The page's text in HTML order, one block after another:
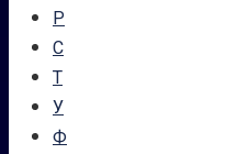
Р
С
Т
У
Ф